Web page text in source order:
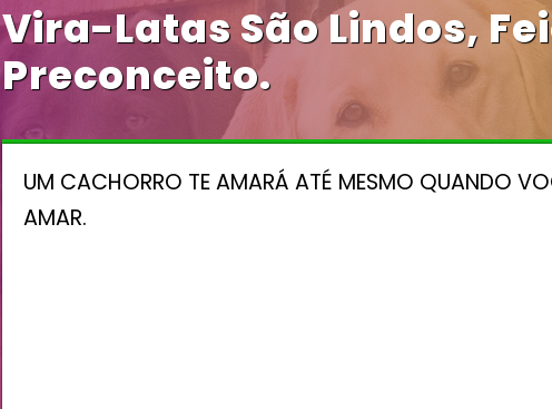
Vira-Latas São Lindos,
Preconceito.
UM CACHORRO TE AMARÁ ATÉ MESMO QUANDO
AMAR.